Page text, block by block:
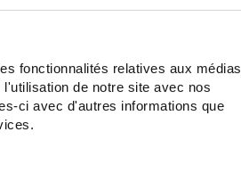
fonctionnalités relatives aux médias
de notre site avec nos
ci avec d'autres informations que